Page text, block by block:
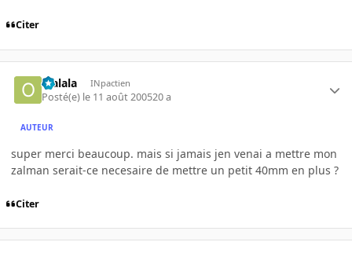
Citer
olalala INpactien
Posté(e) le 11 août 200520 a
AUTEUR
super merci beaucoup. mais si jamais jen venai a mettre mon
zalman serait-ce necesaire de mettre un petit 40mm en plus ?
Citer